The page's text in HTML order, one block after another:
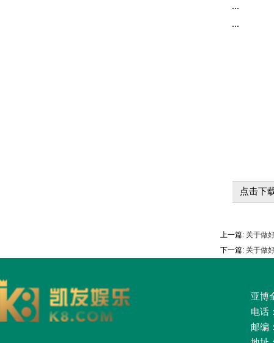
...
...
点击下
上一篇: 关于做
下一篇: 关于做
亚博
电话
邮编